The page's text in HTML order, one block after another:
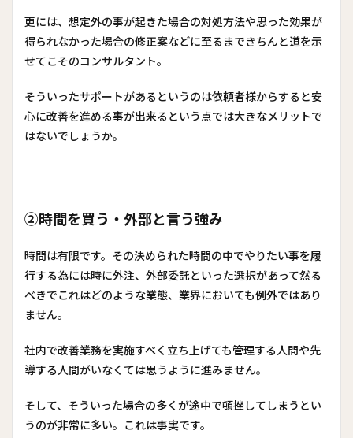
更には、想定外の事が起きた場合の対処方法や思った効果が
得られなかった場合の修正案などに至るまできちんと道を示
せてこそのコンサルタント。
そういったサポートがあるというのは依頼者様からすると安
心に改善を進める事が出来るという点では大きなメリットで
はないでしょうか。
②時間を買う・外部と言う強み
時間は有限です。その決められた時間の中でやりたい事を履
行する為には時に外注、外部委託といった選択があって然る
べきでこれはどのような業態、業界においても例外ではあり
ません。
社内で改善業務を実施すべく立ち上げても管理する人間や先
導する人間がいなくては思うように進みません。
そして、そういった場合の多くが途中で頓挫してしまうとい
うのが非常に多い。これは事実です。